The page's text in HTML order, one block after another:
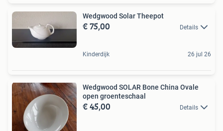
Wedgwood Solar Theepot
€ 75,00 Details
Kinderdijk 26 jul 26
Wedgwood SOLAR Bone China Ovale
open groenteschaal
€ 45,00 Details